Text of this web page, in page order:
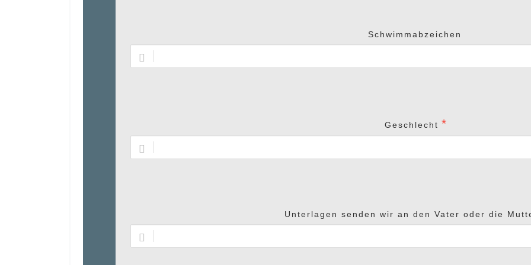
Schwimmabzeichen
Geschlecht
Unterlagen senden wir an den Vater oder die